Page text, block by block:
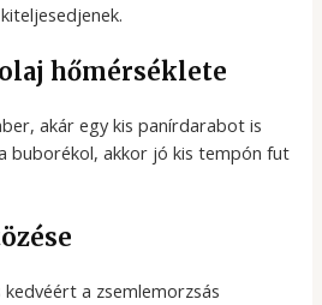
hőmérséklete
akár egy kis panírdarabot is
buborékol, akkor jó kis tempón fut
a zsemlemorzsás